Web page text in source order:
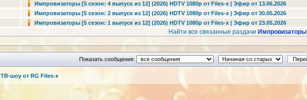
Импровизаторы [5 сезон: 4 выпуск из 12] (2026) HDTV 1080р от Files-x | Эфир от 13.06.2026
Импровизаторы [5 сезон: 2 выпуск из 12] (2026) HDTV 1080р от Files-x | Эфир от 30.05.2026
Импровизаторы [5 сезон: 1 выпуск из 12] (2026) HDTV 1080р от Files-x | Эфир от 23.05.2026
Найти все связанные раздачи Импровизаторы
Показать сообщения:
ТВ-шоу от RG Files-x